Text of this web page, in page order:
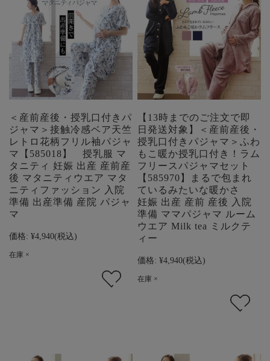
＜産前産後・授乳口付きパ
ジャマ＞接触冷感ベア天竺
レトロ花柄フリル袖パジャ
マ【585018】 授乳服 マ
タニティ 妊娠 出産 産前産
後 マタニティウエア マタ
ニティファッション 入院
準備 出産準備 産院 パジャ
マ
価格: ¥4,940(税込)
在庫 ×
【13時までのご注文で即
日発送対象】＜産前産後・
授乳口付きパジャマ＞ふわ
もこ暖か授乳口付き！ラム
フリースパジャマセット
【585970】まるで包まれ
ているみたいな暖かさ
妊娠 出産 産前 産後 入院
準備 ママパジャマ ルーム
ウエア Milk tea ミルクテ
ィー
価格: ¥4,940(税込)
在庫 ×